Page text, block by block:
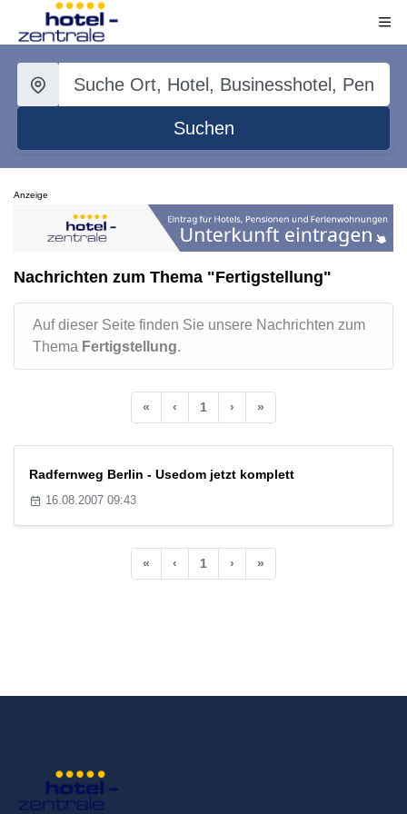
Suchen
Anzeige
Nachrichten zum Thema "Fertigstellung"
Auf dieser Seite finden Sie unsere Nachrichten zum
Thema Fertigstellung.
« ‹ 1 › »
Radfernweg Berlin - Usedom jetzt komplett
16.08.2007 09:43
« ‹ 1 › »